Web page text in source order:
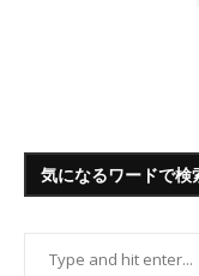
気になるワードで検